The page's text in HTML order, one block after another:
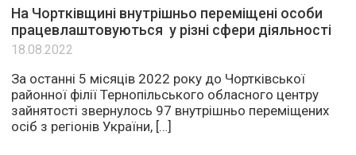
На Чортківщині внутрішньо переміщені особи
працевлаштовуються у різні сфери діяльності
18.08.2022
За останні 5 місяців 2022 року до Чортківської
районної філії Тернопільського обласного центру
зайнятості звернулось 97 внутрішньо переміщених
осіб з регіонів України, […]